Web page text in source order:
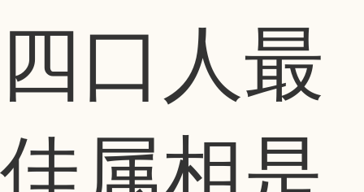
四口人最
佳属相是